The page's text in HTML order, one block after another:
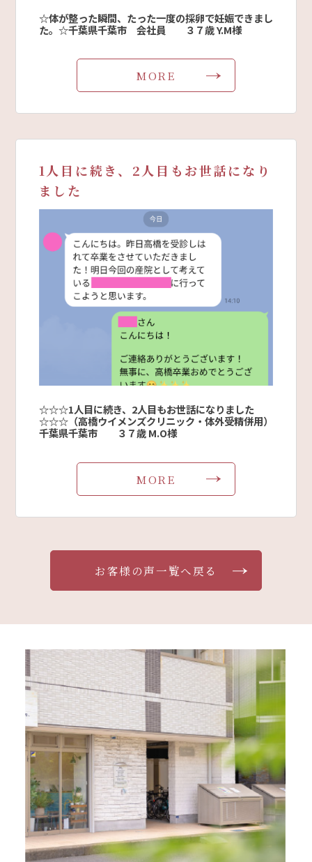
☆体が整った瞬間、たった一度の採卵で妊娠できまし
た。☆千葉県千葉市 会社員 ３７歳 Y.M様
MORE
1人目に続き、2人目もお世話になり
ました
☆☆☆1人目に続き、2人目もお世話になりました
☆☆☆（高橋ウイメンズクリニック・体外受精併用）
千葉県千葉市 ３７歳 M.O様
MORE
お客様の声一覧へ戻る